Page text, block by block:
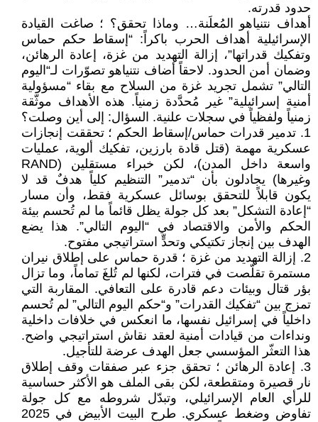
حدود قدرته.
أهداف نتنياهو المُعلَنة… وماذا تحقق؟ ؛ صاغت القيادة
الإسرائيلية أهداف الحرب باكراً: “إسقاط حكم حماس
وتفكيك قدراتها”، إزالة التهديد من غزة، إعادة الرهائن،
وضمان أمن الحدود. لاحقاً أضاف نتنياهو تصوّرات لـ“اليوم
التالي” تشمل تجريد غزة من السلاح مع بقاء “مسؤولية
أمنية إسرائيلية” غير مُحدَّدة زمنياً. هذه الأهداف موثّقة
زمنياً ولفظياً في سجلات علنية. السؤال: إلى أين وصلت؟
1. تدمير قدرات حماس/إسقاط الحكم ؛ تحققت إنجازات
عسكرية مهمة (قتل قادة بارزين، تفكيك ألوية، عمليات
واسعة داخل المدن)، لكن خبراء مستقلين (RAND
وغيرها) يجادلون بأن “تدمير” التنظيم كلياً هدفٌ قد لا
يكون قابلاً للتحقق بوسائل عسكرية فقط، وأن مسار
“إعادة التشكل” بعد كل جولة يظل قائماً ما لم تُحسم بيئة
الحكم والأمن والاقتصاد في “اليوم التالي”. هذا يضع
الهدف بين إنجاز تكتيكي وتحدٍّ استراتيجي مفتوح.
2. إزالة التهديد من غزة ؛ قدرة حماس على إطلاق نيران
مستمرة تقلّصت في فترات، لكنها لم تُلغَ تماماً، وما تزال
بؤر قتال وبيئات دعم قادرة على التعافي. المقاربة التي
تمزج بين “تفكيك القدرات” و“حكم اليوم التالي” لم تُحسم
داخلياً في إسرائيل نفسها، ما انعكس في خلافات داخلية
ونداءات من قيادات أمنية لعقد نقاش استراتيجي واضح.
هذا التعثّر المؤسسي جعل الهدف عرضة للتأجيل.
3. إعادة الرهائن ؛ تحقق جزء عبر صفقات وقف إطلاق
نار قصيرة ومتقطعة، لكن بقى الملف هو الأكثر حساسية
للرأي العام الإسرائيلي، وتبدّل شروطه مع كل جولة
تفاوض وضغط عسكري. طرح البيت الأبيض في 2025